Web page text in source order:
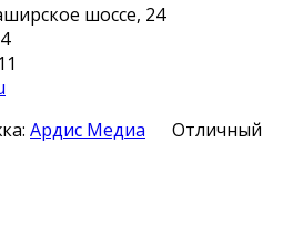
шоссе, 24
Ардис Медиа
Отличный